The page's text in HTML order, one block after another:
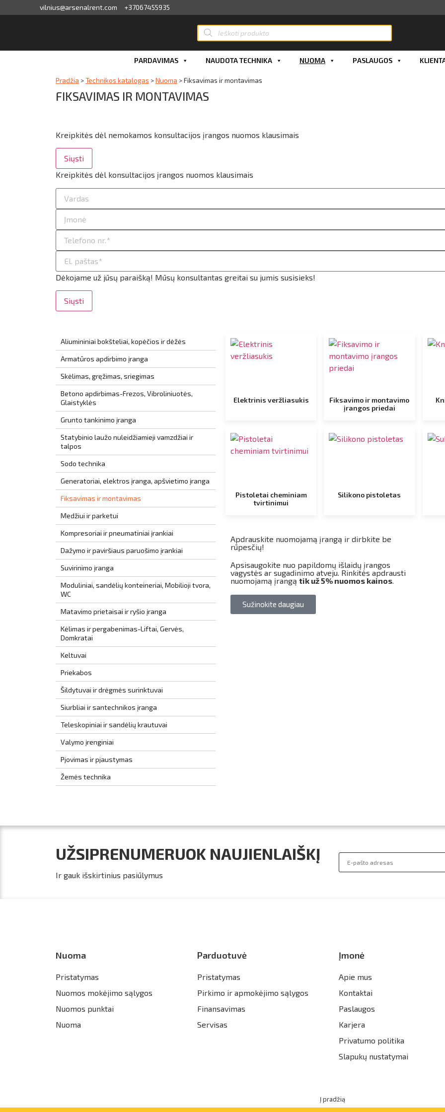
vilnius@arsenalrent.com +37067455935
atlikumi objektos
limito likutis
PARDAVIMAS NAUDOTA TECHNIKA NUOMA PASLAUGOS
Pradžia >Technikos katalogas >Nuoma >Fiksavimas ir montavimas
FIKSAVIMAS IR MONTAVIMAS
Kreipkitės dėl nemokamos konsultacijos įrangos nuomos klausimais
Siųsti
Kreipkitės dėl konsultacijos įrangos nuomos klausimais
Dėkojame už jūsų paraišką! Mūsų konsultantas greitai su jumis susisieks!
Siųsti
Aliumininiai bokšteliai, kopėčios ir dėžės
Armatūros apdirbimo įranga
Skėlimas, gręžimas, sriegimas
Betono apdirbimas-Frezos, Vibroliniuotės,
Glaistyklės
Grunto tankinimo įranga
Statybinio laužo nuleidžiamieji vamzdžiai ir
talpos
Sodo technika
Generatoriai, elektros įranga, apšvietimo įranga
Fiksavimas ir montavimas
Medžiui ir parketui
Kompresoriai ir pneumatiniai įrankiai
Dažymo ir paviršiaus paruošimo įrankiai
Suvirinimo įranga
Moduliniai, sandėlių konteineriai, Mobilioji tvora,
WC
Matavimo prietaisai ir ryšio įranga
Kėlimas ir pergabenimas-Liftai, Gervės,
Domkratai
Keltuvai
Priekabos
Šildytuvai ir drėgmės surinktuvai
Siurbliai ir santechnikos įranga
Teleskopiniai ir sandėlių krautuvai
Valymo įrenginiai
Pjovimas ir pjaustymas
Žemės technika
Elektrinis veržliasukis
Fiksavimo ir montavimo
įrangos priedai
Pistoletai cheminiam
tvirtinimui
Silikono pistoletas
Apdrauskite nuomojamą įrangą ir dirbkite be
rūpesčių!
Apsisaugokite nuo papildomų išlaidų įrangos
vagystės ar sugadinimo atveju. Rinkitės apdrausti
nuomojamą įrangą tik už 5% nuomos kainos.
Sužinokite daugiau
UŽSIPRENUMERUOK NAUJIENLAIŠKĮ
Ir gauk išskirtinius pasiūlymus
Nuoma
Pristatymas
Nuomos mokėjimo sąlygos
Nuomos punktai
Nuoma
Parduotuvė
Pristatymas
Pirkimo ir apmokėjimo sąlygos
Finansavimas
Servisas
Įmonė
Apie mus
Kontaktai
Paslaugos
Karjera
Privatumo politika
Slapukų nustatymai
Į pradžią